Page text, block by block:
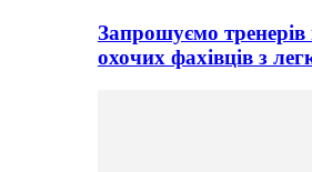
Запрошуємо тренерів
охочих фахівців з